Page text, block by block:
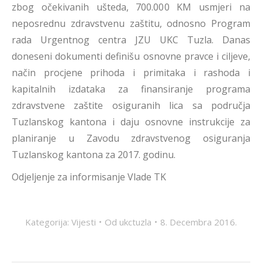
zbog očekivanih ušteda, 700.000 KM usmjeri na
neposrednu zdravstvenu zaštitu, odnosno Program
rada Urgentnog centra JZU UKC Tuzla. Danas
doneseni dokumenti definišu osnovne pravce i ciljeve,
način procjene prihoda i primitaka i rashoda i
kapitalnih izdataka za finansiranje programa
zdravstvene zaštite osiguranih lica sa područja
Tuzlanskog kantona i daju osnovne instrukcije za
planiranje u Zavodu zdravstvenog osiguranja
Tuzlanskog kantona za 2017. godinu.
Odjeljenje za informisanje Vlade TK
Kategorija: Vijesti Od ukctuzla 8. Decembra 2016.